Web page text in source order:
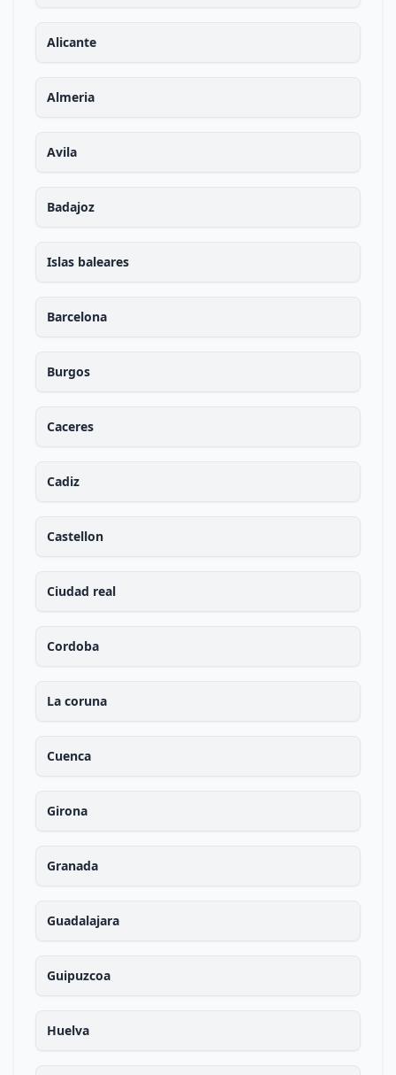
Alicante
Almeria
Avila
Badajoz
Islas baleares
Barcelona
Burgos
Caceres
Cadiz
Castellon
Ciudad real
Cordoba
La coruna
Cuenca
Girona
Granada
Guadalajara
Guipuzcoa
Huelva